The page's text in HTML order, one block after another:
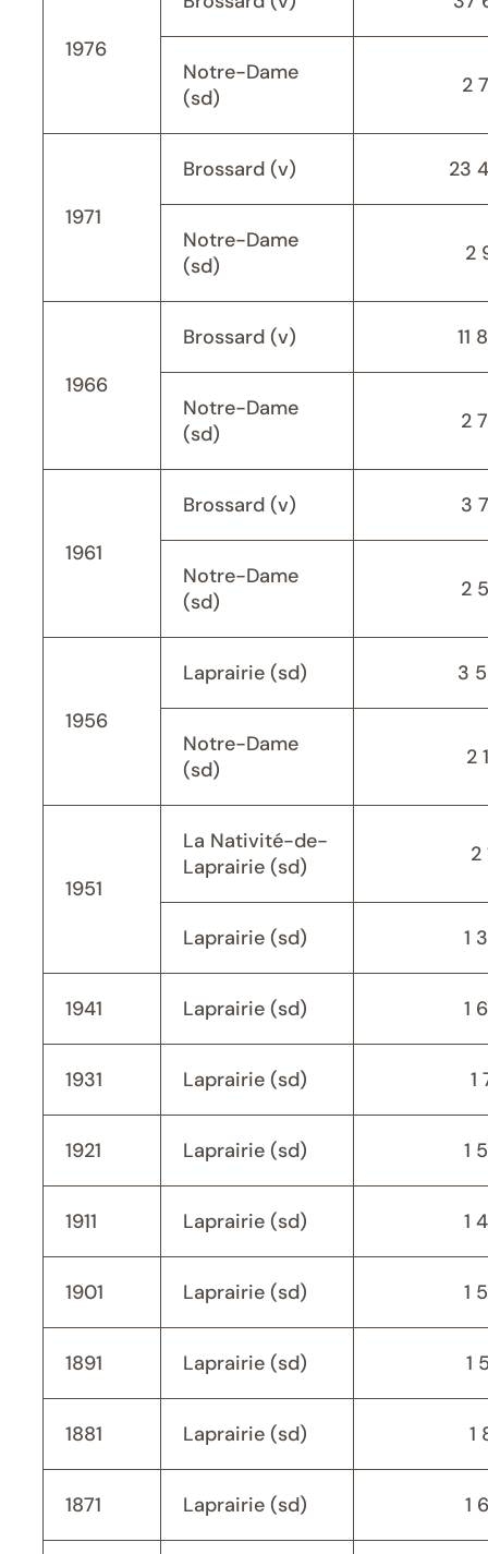
1976
Notre-Dame
(sd)
2
1971
Brossard (v) 23
Notre-Dame
(sd)
2
1966
Brossard (v) 11
Notre-Dame
(sd)
2
1961
Brossard (v) 3
Notre-Dame
(sd)
2
1956
Laprairie (sd) 3
Notre-Dame
(sd)
2
1951
La Nativité-de-
Laprairie (sd)
2
Laprairie (sd) 1
1941 Laprairie (sd) 1
1931 Laprairie (sd) 1
1921 Laprairie (sd) 1
1911 Laprairie (sd) 1
1901 Laprairie (sd) 1
1891 Laprairie (sd) 1
1881 Laprairie (sd) 1
1871 Laprairie (sd) 1